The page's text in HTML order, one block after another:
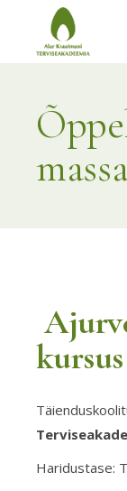
kursus
Haridustase: